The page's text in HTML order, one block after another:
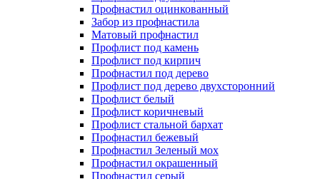
Профнастил оцинкованный
Забор из профнастила
Матовый профнастил
Профлист под камень
Профлист под кирпич
Профнастил под дерево
Профлист под дерево двухсторонний
Профлист белый
Профлист коричневый
Профлист стальной бархат
Профнастил бежевый
Профнастил Зеленый мох
Профнастил окрашенный
Профнастил серый